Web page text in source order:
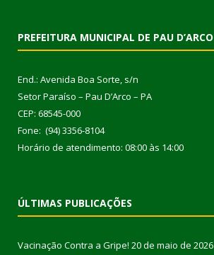
PREFEITURA MUNICIPAL DE PAU D’ARCO
End.: Avenida Boa Sorte, s/n
Setor Paraíso – Pau D’Arco – PA
CEP: 68545-000
Fone: (94) 3356-8104
Horário de atendimento: 08:00 às 14:00
ÚLTIMAS PUBLICAÇÕES
Vacinação Contra a Gripe! 20 de maio de 2026